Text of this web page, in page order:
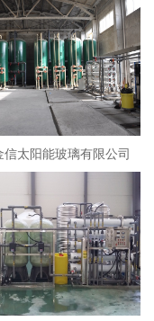
信太阳能玻璃有限公司